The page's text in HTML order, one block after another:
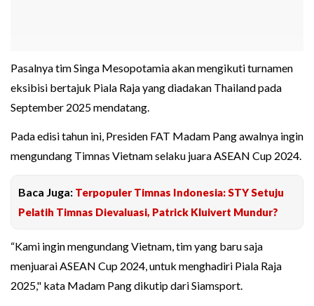
Pasalnya tim Singa Mesopotamia akan mengikuti turnamen
eksibisi bertajuk Piala Raja yang diadakan Thailand pada
September 2025 mendatang.
Pada edisi tahun ini, Presiden FAT Madam Pang awalnya ingin
mengundang Timnas Vietnam selaku juara ASEAN Cup 2024.
Baca Juga: Terpopuler Timnas Indonesia: STY Setuju
Pelatih Timnas Dievaluasi, Patrick Kluivert Mundur?
“Kami ingin mengundang Vietnam, tim yang baru saja
menjuarai ASEAN Cup 2024, untuk menghadiri Piala Raja
2025," kata Madam Pang dikutip dari Siamsport.